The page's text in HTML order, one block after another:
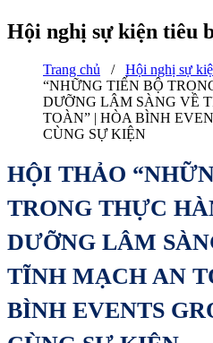
Hội nghị sự kiện tiêu
Trang chủ / Hội nghị sự
“NHỮNG TIẾN BỘ
DƯỠNG LÂM SÀNG VỀ
TOÀN” | HÒA BÌNH
CÙNG SỰ KIỆN
HỘI THẢO
TRONG THỰC
DƯỠNG LÂM
TĨNH MẠCH AN
BÌNH EVENTS